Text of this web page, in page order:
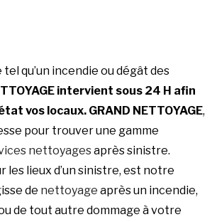
qu’un incendie ou dégât des
intervient sous 24 H afin
vos locaux. GRAND NETTOYAGE,
pour trouver une gamme
nettoyagesaprès sinistre.
les lieux d’un sinistre, est notre
de nettoyage après un incendie,
ou de tout autre dommage à votre